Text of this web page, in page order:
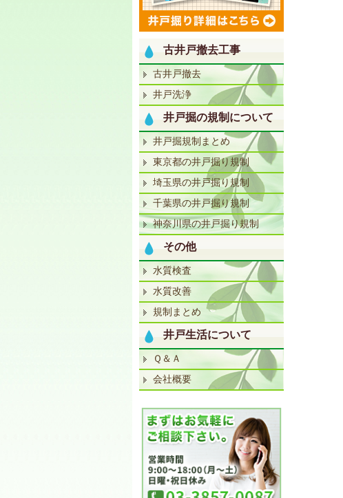
古井戸撤去工事
古井戸撤去
井戸洗浄
井戸掘の規制について
井戸掘規制まとめ
東京都の井戸掘り規制
埼玉県の井戸掘り規制
千葉県の井戸掘り規制
神奈川県の井戸掘り規制
その他
水質検査
水質改善
規制まとめ
井戸生活について
Ｑ＆Ａ
会社概要